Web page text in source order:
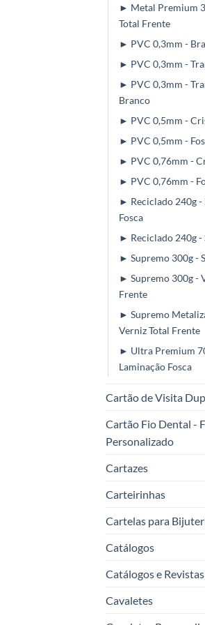
► Metal Premium
Total Frente
► PVC 0,3mm -
► PVC 0,3mm -
► PVC 0,3mm -
Branco
► PVC 0,5mm -
► PVC 0,5mm -
► PVC 0,76mm -
► PVC 0,76mm -
► Reciclado 240g -
Fosca
► Reciclado 240g -
► Supremo 300g -
► Supremo 300g -
Frente
► Supremo
Verniz Total Frente
► Ultra Premium
Laminação Fosca
Cartão de Visita
Cartão Fio Dental -
Personalizado
Cartazes
Carteirinhas
Cartelas para
Catálogos
Catálogos e Revistas
Cavaletes